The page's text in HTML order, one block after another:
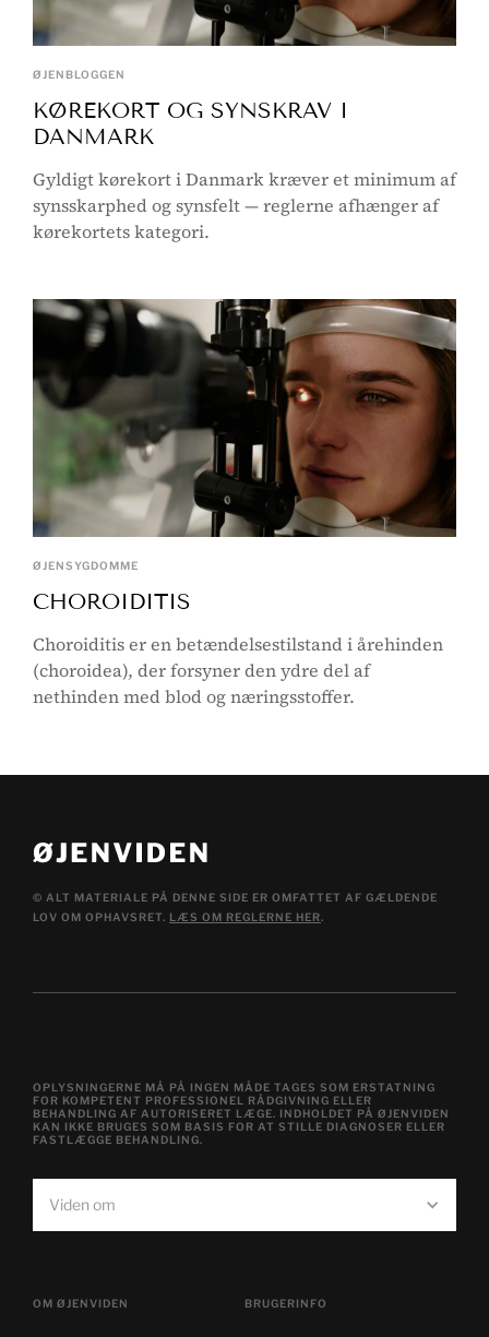
ØJENBLOGGEN
KØREKORT OG SYNSKRAV I
DANMARK
Gyldigt kørekort i Danmark kræver et minimum af
synsskarphed og synsfelt — reglerne afhænger af
kørekortets kategori.
ØJENSYGDOMME
CHOROIDITIS
Choroiditis er en betændelsestilstand i årehinden
(choroidea), der forsyner den ydre del af
nethinden med blod og næringsstoffer.
© ALT MATERIALE PÅ DENNE SIDE ER OMFATTET AF GÆLDENDE
LOV OM OPHAVSRET. LÆS OM REGLERNE HER.
Viden om
OPLYSNINGERNE MÅ PÅ INGEN MÅDE TAGES SOM ERSTATNING
FOR KOMPETENT PROFESSIONEL RÅDGIVNING ELLER
BEHANDLING AF AUTORISERET LÆGE. INDHOLDET PÅ ØJENVIDEN
KAN IKKE BRUGES SOM BASIS FOR AT STILLE DIAGNOSER ELLER
FASTLÆGGE BEHANDLING.
OM ØJENVIDEN BRUGERINFO